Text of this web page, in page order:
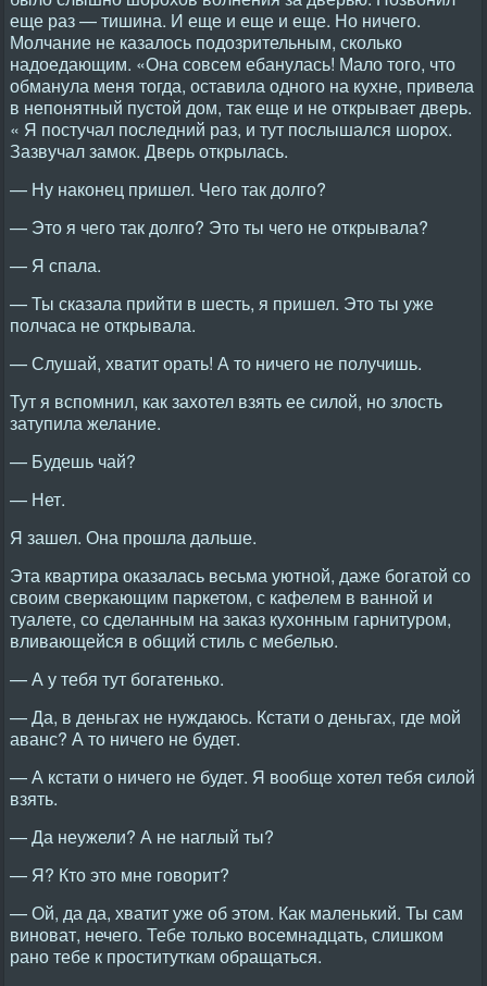
еще раз — тишина. И еще и еще и еще. Но ничего.
Молчание не казалось подозрительным, сколько
надоедающим. «Она совсем ебанулась! Мало того, что
обманула меня тогда, оставила одного на кухне, привела
в непонятный пустой дом, так еще и не открывает дверь.
« Я постучал последний раз, и тут послышался шорох.
Зазвучал замок. Дверь открылась.
— Ну наконец пришел. Чего так долго?
— Это я чего так долго? Это ты чего не открывала?
— Я спала.
— Ты сказала прийти в шесть, я пришел. Это ты уже
полчаса не открывала.
— Слушай, хватит орать! А то ничего не получишь.
Тут я вспомнил, как захотел взять ее силой, но злость
затупила желание.
— Будешь чай?
— Нет.
Я зашел. Она прошла дальше.
Эта квартира оказалась весьма уютной, даже богатой со
своим сверкающим паркетом, с кафелем в ванной и
туалете, со сделанным на заказ кухонным гарнитуром,
вливающейся в общий стиль с мебелью.
— А у тебя тут богатенько.
— Да, в деньгах не нуждаюсь. Кстати о деньгах, где мой
аванс? А то ничего не будет.
— А кстати о ничего не будет. Я вообще хотел тебя силой
взять.
— Да неужели? А не наглый ты?
— Я? Кто это мне говорит?
— Ой, да да, хватит уже об этом. Как маленький. Ты сам
виноват, нечего. Тебе только восемнадцать, слишком
рано тебе к проституткам обращаться.